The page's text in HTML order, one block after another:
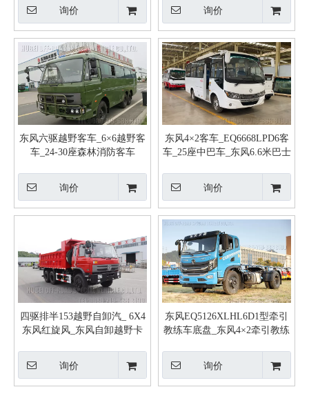
询价 询价
东风六驱越野客车_6×6越野客
车_24-30座森林消防客车
询价
东风4×2客车_EQ6668LPD6客
车_25座中巴车_东风6.6米巴士
询价
四驱排半153越野自卸汽_ 6X4
东风红旋风_东风自卸越野卡
询价
东风EQ5126XLHL6D1型牵引
教练车底盘_东风4×2牵引教练
询价